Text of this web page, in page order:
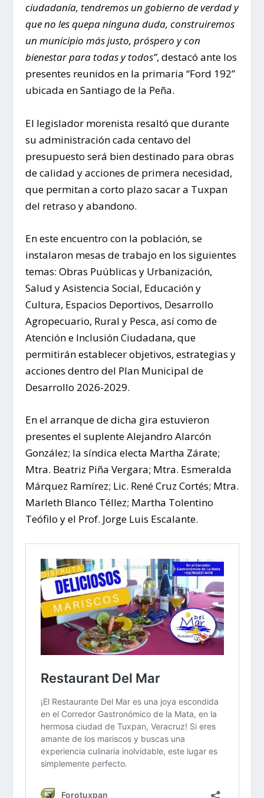
ciudadanía, tendremos un gobierno de verdad y
que no les quepa ninguna duda, construiremos
un municipio más justo, próspero y con
bienestar para todas y todos”, destacó ante los
presentes reunidos en la primaria “Ford 192”
ubicada en Santiago de la Peña.
El legislador morenista resaltó que durante
su administración cada centavo del
presupuesto será bien destinado para obras
de calidad y acciones de primera necesidad,
que permitan a corto plazo sacar a Tuxpan
del retraso y abandono.
En este encuentro con la población, se
instalaron mesas de trabajo en los siguientes
temas: Obras Puúblicas y Urbanización,
Salud y Asistencia Social, Educación y
Cultura, Espacios Deportivos, Desarrollo
Agropecuario, Rural y Pesca, así como de
Atención e Inclusión Ciudadana, que
permitirán establecer objetivos, estrategias y
acciones dentro del Plan Municipal de
Desarrollo 2026-2029.
En el arranque de dicha gira estuvieron
presentes el suplente Alejandro Alarcón
González; la síndica electa Martha Zárate;
Mtra. Beatriz Piña Vergara; Mtra. Esmeralda
Márquez Ramírez; Lic. René Cruz Cortés; Mtra.
Marleth Blanco Téllez; Martha Tolentino
Teófilo y el Prof. Jorge Luis Escalante.